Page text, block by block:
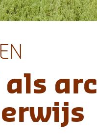
van
de faculteit